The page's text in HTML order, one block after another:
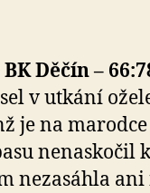
Děčín –
v utkání
je na
nenaskočil
nezasáhla